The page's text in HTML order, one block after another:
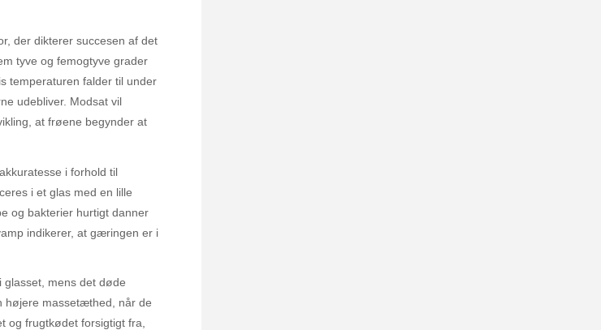
der dikterer succesen af det
tyve og femogtyve grader
temperaturen falder til under
udebliver. Modsat vil
at frøene begynder at
i forhold til
i et glas med en lille
og bakterier hurtigt danner
indikerer, at gæringen er i
glasset, mens det døde
højere massetæthed, når de
og frugtkødet forsigtigt fra,